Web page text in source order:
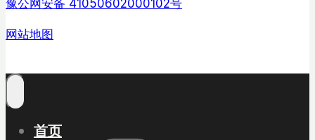
豫公网安备 41050602000102号
网站地图
首页